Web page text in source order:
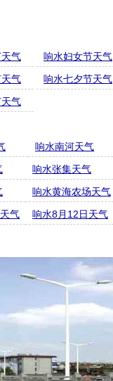
气 响水妇女节天气
气 响水七夕节天气
气
响水南河天气
响水张集天气
响水黄海农场天气
气 响水8月12日天气